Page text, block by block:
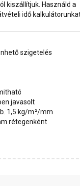
kiszállítjuk. Használd a
idő
szigetelés
javasolt
1,5 kg/m²/mm
rétegenként